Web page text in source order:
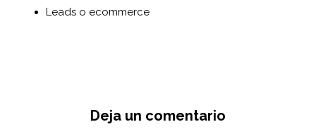
Leads o ecommerce
Deja un comentario